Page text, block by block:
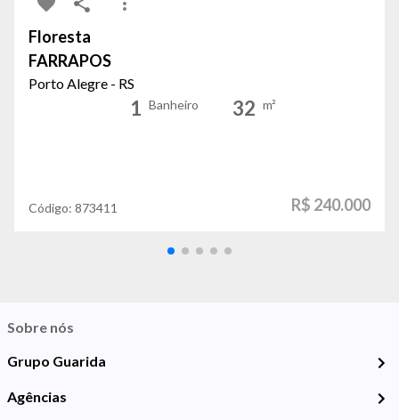
Floresta
FARRAPOS
Porto Alegre - RS
1 Banheiro 32 m²
Código: 873411 R$ 240.000
Sobre nós
Grupo Guarida
Agências